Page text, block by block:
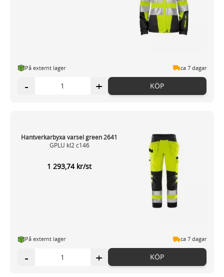
På externt lager ca 7 dagar
- + KÖP
Hantverkarbyxa varsel green 2641
GPLU kl2 c146
1 293,74 kr/st
På externt lager ca 7 dagar
- + KÖP